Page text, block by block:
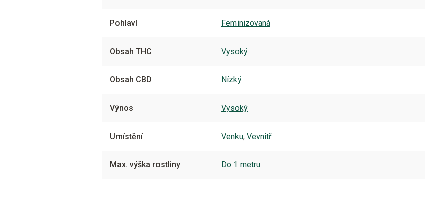
Pohlaví Feminizovaná
Obsah THC Vysoký
Obsah CBD Nízký
Výnos Vysoký
Umístění Venku, Vevnitř
Max. výška rostliny Do 1 metru